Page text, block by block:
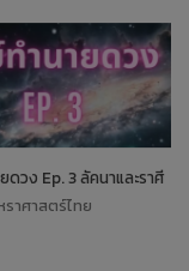
ดวง Ep. 3 ลัคนาและราศี
าศาสตร์ไทย